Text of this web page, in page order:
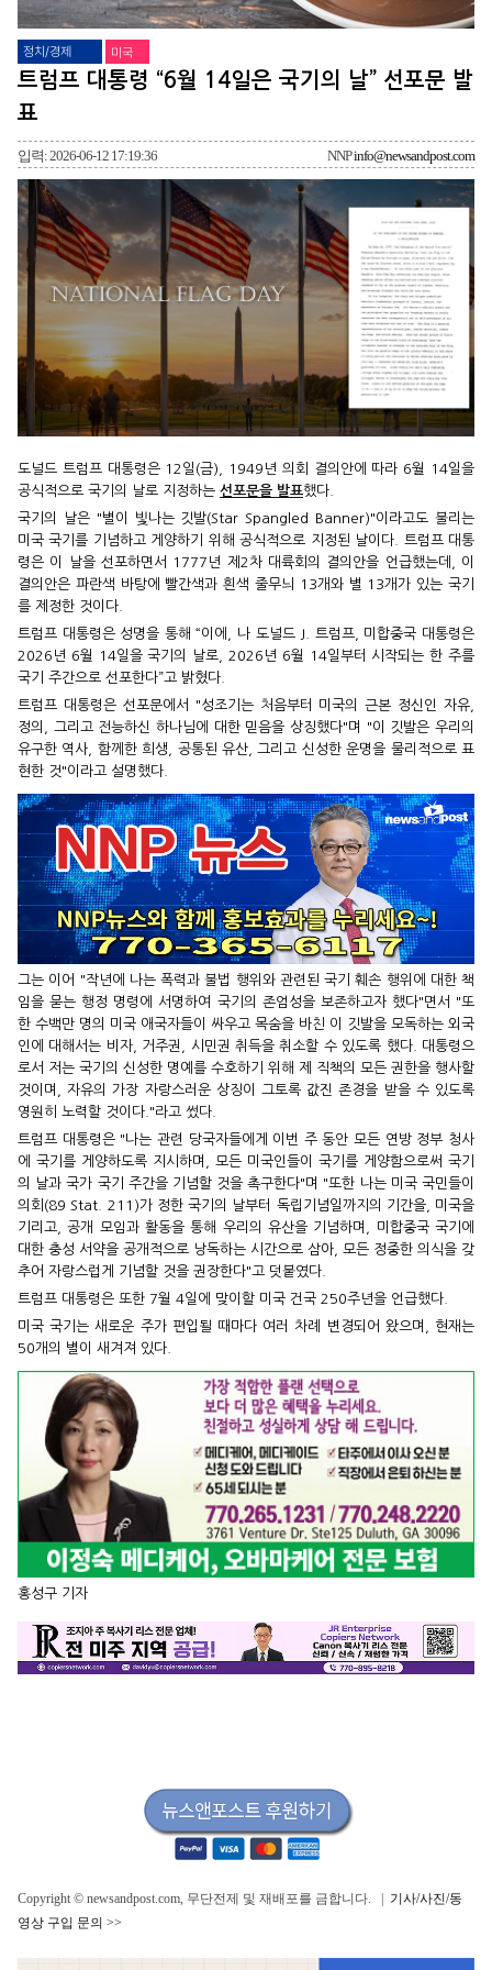
정치/경제 미국
트럼프 대통령 “6월 14일은 국기의 날” 선포문 발
표
입력: 2026-06-12 17:19:36 NNPinfo@newsandpost.com
도널드 트럼프 대통령은 12일(금), 1949년 의회 결의안에 따라 6월 14일을
공식적으로 국기의 날로 지정하는 선포문을 발표했다.
국기의 날은 "별이 빛나는 깃발(Star Spangled Banner)"이라고도 불리는
미국 국기를 기념하고 게양하기 위해 공식적으로 지정된 날이다. 트럼프 대통
령은 이 날을 선포하면서 1777년 제2차 대륙회의 결의안을 언급했는데, 이
결의안은 파란색 바탕에 빨간색과 흰색 줄무늬 13개와 별 13개가 있는 국기
를 제정한 것이다.
트럼프 대통령은 성명을 통해 “이에, 나 도널드 J. 트럼프, 미합중국 대통령은
2026년 6월 14일을 국기의 날로, 2026년 6월 14일부터 시작되는 한 주를
국기 주간으로 선포한다”고 밝혔다.
트럼프 대통령은 선포문에서 "성조기는 처음부터 미국의 근본 정신인 자유,
정의, 그리고 전능하신 하나님에 대한 믿음을 상징했다"며 "이 깃발은 우리의
유구한 역사, 함께한 희생, 공통된 유산, 그리고 신성한 운명을 물리적으로 표
현한 것"이라고 설명했다.
그는 이어 "작년에 나는 폭력과 불법 행위와 관련된 국기 훼손 행위에 대한 책
임을 묻는 행정 명령에 서명하여 국기의 존엄성을 보존하고자 했다"면서 "또
한 수백만 명의 미국 애국자들이 싸우고 목숨을 바친 이 깃발을 모독하는 외국
인에 대해서는 비자, 거주권, 시민권 취득을 취소할 수 있도록 했다. 대통령으
로서 저는 국기의 신성한 명예를 수호하기 위해 제 직책의 모든 권한을 행사할
것이며, 자유의 가장 자랑스러운 상징이 그토록 값진 존경을 받을 수 있도록
영원히 노력할 것이다."라고 썼다.
트럼프 대통령은 "나는 관련 당국자들에게 이번 주 동안 모든 연방 정부 청사
에 국기를 게양하도록 지시하며, 모든 미국인들이 국기를 게양함으로써 국기
의 날과 국가 국기 주간을 기념할 것을 촉구한다"며 "또한 나는 미국 국민들이
의회(89 Stat. 211)가 정한 국기의 날부터 독립기념일까지의 기간을, 미국을
기리고, 공개 모임과 활동을 통해 우리의 유산을 기념하며, 미합중국 국기에
대한 충성 서약을 공개적으로 낭독하는 시간으로 삼아, 모든 정중한 의식을 갖
추어 자랑스럽게 기념할 것을 권장한다"고 덧붙였다.
트럼프 대통령은 또한 7월 4일에 맞이할 미국 건국 250주년을 언급했다.
미국 국기는 새로운 주가 편입될 때마다 여러 차례 변경되어 왔으며, 현재는
50개의 별이 새겨져 있다.
홍성구 기자
Copyright © newsandpost.com, 무단전제 및 재배포를 금합니다. | 기사/사진/동
영상 구입 문의 >>